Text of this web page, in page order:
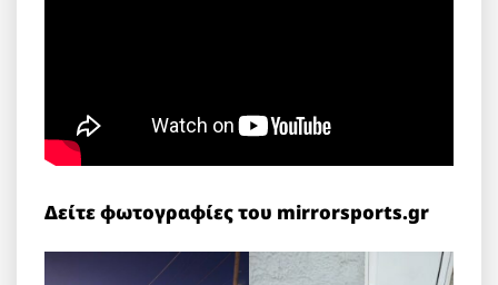
Δείτε φωτογραφίες του mirrorsports.gr